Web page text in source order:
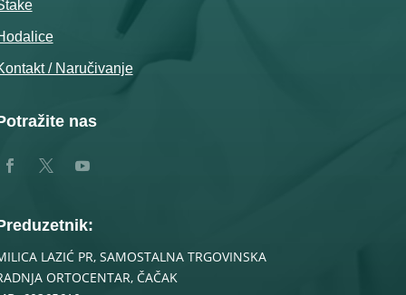
/ Naručivanje
nas
LAZIĆ PR, SAMOSTALNA TRGOVINSKA
ORTOCENTAR, ČAČAK